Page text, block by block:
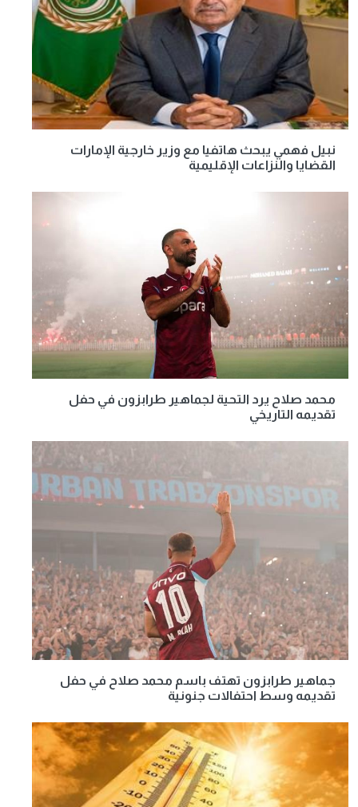
نبيل فهمي يبحث هاتفيا مع وزير خارجية الإمارات
القضايا والنزاعات الإقليمية
محمد صلاح يرد التحية لجماهير طرابزون في حفل
تقديمه التاريخي
جماهير طرابزون تهتف باسم محمد صلاح في حفل
تقديمه وسط احتفالات جنونية